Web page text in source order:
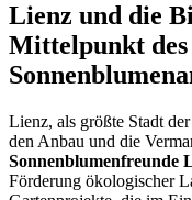
Lienz und die
Mittelpunkt
Lienz, als größte Stadt
den Anbau und die
Sonnenblumenfreunde
Förderung ökologischer